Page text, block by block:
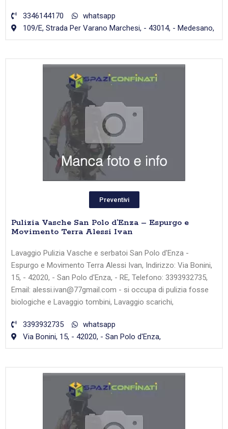
3346144170
whatsapp
109/E, Strada Per Varano Marchesi, - 43014, - Medesano,
Preventivi
Pulizia Vasche San Polo d’Enza – Espurgo e
Movimento Terra Alessi Ivan
Lavaggio Pulizia Vasche e serbatoi San Polo d'Enza -
Espurgo e Movimento Terra Alessi Ivan, Indirizzo: Via Bonini,
15, - 42020, - San Polo d'Enza, - RE, Telefono: 3393932735,
Email: alessi.ivan@77gmail.com - si occupa di pulizia fosse
biologiche e Lavaggio tombini, Lavaggio scarichi,
3393932735
whatsapp
Via Bonini, 15, - 42020, - San Polo d'Enza,